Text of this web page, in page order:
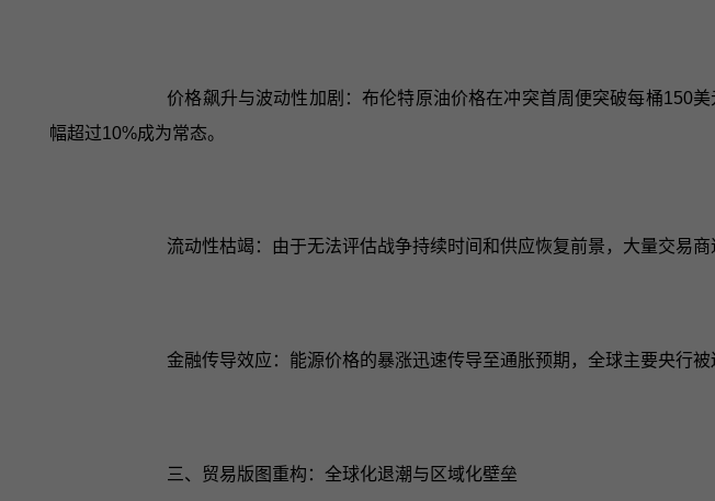
价格飙升与波动性加剧：布伦特原油价格在冲突首周便突破每桶150
幅超过10%成为常态。
流动性枯竭：由于无法评估战争持续时间和供应恢复前景，大量交易
金融传导效应：能源价格的暴涨迅速传导至通胀预期，全球主要央行
三、贸易版图重构：全球化退潮与区域化壁垒